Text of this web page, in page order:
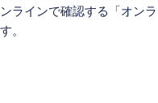
ンラインで確認する「オン
す。